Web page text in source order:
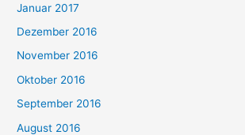
Januar 2017
Dezember 2016
November 2016
Oktober 2016
September 2016
August 2016